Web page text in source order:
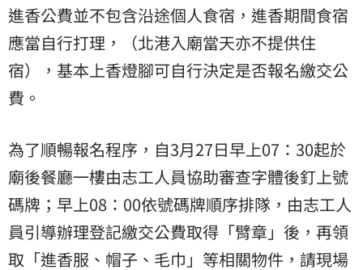
進香公費並不包含沿途個人食宿，進香期間食宿
應當自行打理，（北港入廟當天亦不提供住
宿），基本上香燈腳可自行決定是否報名繳交公
費。
為了順暢報名程序，自3月27日早上07：30起於
廟後餐廳一樓由志工人員協助審查字體後釘上號
碼牌；早上08：00依號碼牌順序排隊，由志工人
員引導辦理登記繳交公費取得「臂章」後，再領
取「進香服、帽子、毛巾」等相關物件，請現場